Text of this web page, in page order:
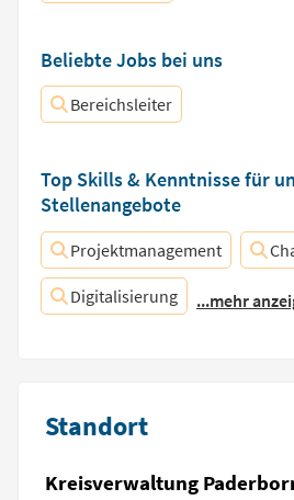
Beliebte Jobs bei uns
Bereichsleiter
Top Skills & Kenntnisse für
Stellenangebote
Projektmanagement
Digitalisierung ...mehr
Standort
Kreisverwaltung